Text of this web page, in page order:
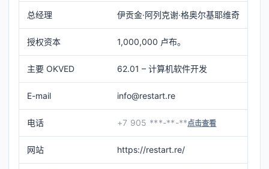
总经理 伊贡金·阿列克谢·格奥尔基耶维奇
授权资本 1,000,000 卢布。
主要 OKVED 62.01 – 计算机软件开发
E-mail info@restart.re
电话 +7 905 ***-**-**点击查看
网站 https://restart.re/